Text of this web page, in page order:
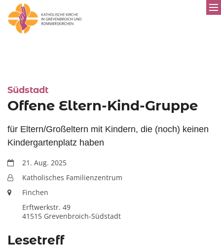
Südstadt:
Offene Eltern-Kind-Gruppe
für Eltern/Großeltern mit Kindern, die (noch) keinen
Kindergartenplatz haben
Datum:21. Aug. 2025
Von:
Katholisches Familienzentrum
Ort:
Finchen
Erftwerkstr. 49
41515 Grevenbroich-Südstadt
Lesetreff